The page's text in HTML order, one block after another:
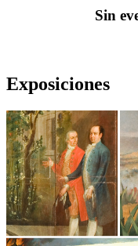
Sin
Exposiciones